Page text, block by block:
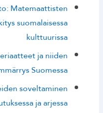
Matemaattisten
suomalaisessa
kulttuurissa
ja niiden
Suomessa
soveltaminen
ja arjessa